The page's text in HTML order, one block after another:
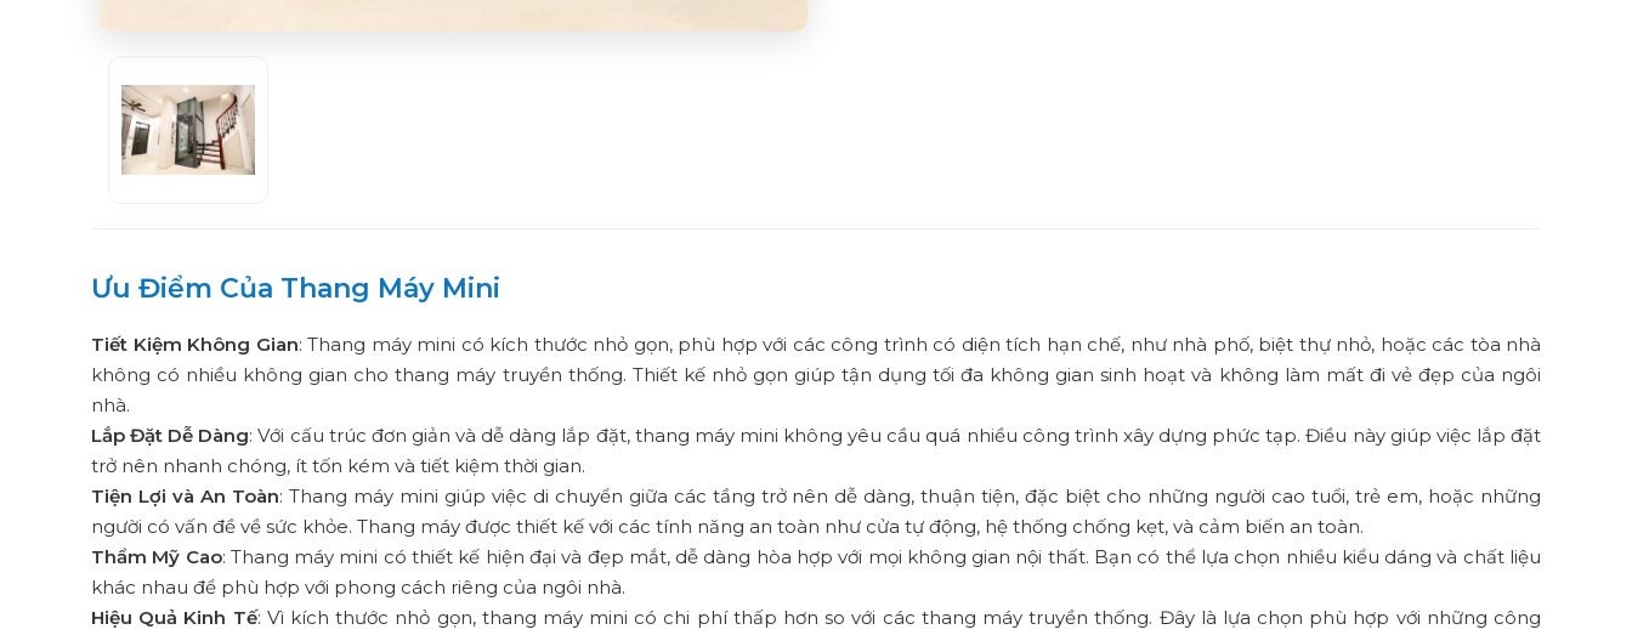
Ưu Điểm Của Thang Máy Mini
Tiết Kiệm Không Gian: Thang máy mini có kích thước nhỏ gọn, phù hợp với các công trình có diện tích hạn chế, như nhà phố, biệt thự nhỏ, hoặc các tòa nhà
không có nhiều không gian cho thang máy truyền thống. Thiết kế nhỏ gọn giúp tận dụng tối đa không gian sinh hoạt và không làm mất đi vẻ đẹp của ngôi
nhà.
Lắp Đặt Dễ Dàng: Với cấu trúc đơn giản và dễ dàng lắp đặt, thang máy mini không yêu cầu quá nhiều công trình xây dựng phức tạp. Điều này giúp việc lắp đặt
trở nên nhanh chóng, ít tốn kém và tiết kiệm thời gian.
Tiện Lợi và An Toàn: Thang máy mini giúp việc di chuyển giữa các tầng trở nên dễ dàng, thuận tiện, đặc biệt cho những người cao tuổi, trẻ em, hoặc những
người có vấn đề về sức khỏe. Thang máy được thiết kế với các tính năng an toàn như cửa tự động, hệ thống chống kẹt, và cảm biến an toàn.
Thẩm Mỹ Cao: Thang máy mini có thiết kế hiện đại và đẹp mắt, dễ dàng hòa hợp với mọi không gian nội thất. Bạn có thể lựa chọn nhiều kiểu dáng và chất liệu
khác nhau để phù hợp với phong cách riêng của ngôi nhà.
Hiệu Quả Kinh Tế: Vì kích thước nhỏ gọn, thang máy mini có chi phí thấp hơn so với các thang máy truyền thống. Đây là lựa chọn phù hợp với những công